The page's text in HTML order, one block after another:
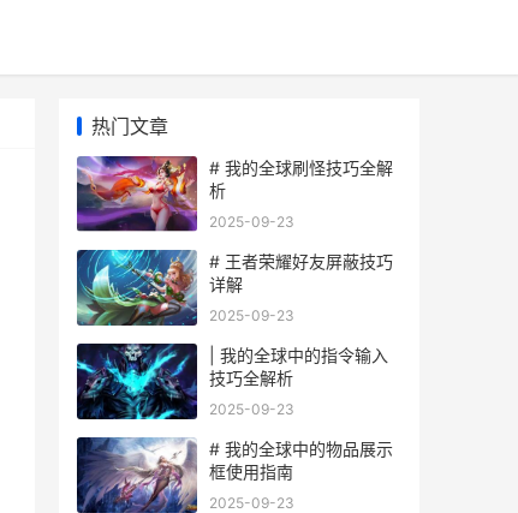
热门文章
# 我的全球刷怪技巧全解
析
2025-09-23
# 王者荣耀好友屏蔽技巧
详解
2025-09-23
| 我的全球中的指令输入
技巧全解析
2025-09-23
# 我的全球中的物品展示
框使用指南
2025-09-23